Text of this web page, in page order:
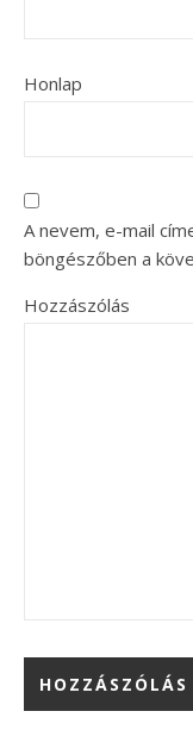
Honlap
A nevem, e-mail
böngészőben a
Hozzászólás